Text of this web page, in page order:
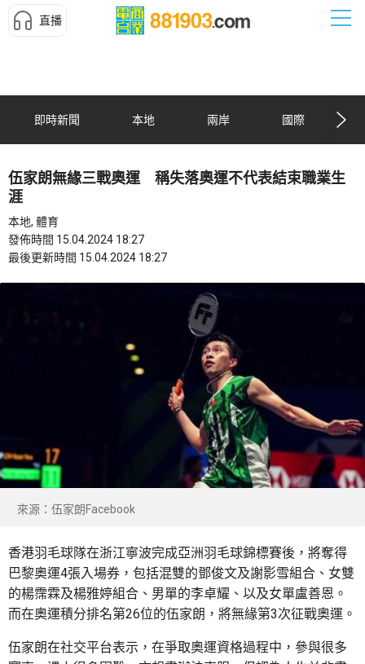
直播
即時新聞 本地 兩岸 國際
伍家朗無緣三戰奧運 稱失落奧運不代表結束職業生
涯
本地, 體育
發佈時間 15.04.2024 18:27
最後更新時間 15.04.2024 18:27
來源：伍家朗Facebook
香港羽毛球隊在浙江寧波完成亞洲羽毛球錦標賽後，將奪得
巴黎奧運4張入場券，包括混雙的鄧俊文及謝影雪組合、女雙
的楊霈霖及楊雅婷組合、男單的李卓耀、以及女單盧善恩。
而在奧運積分排名第26位的伍家朗，將無緣第3次征戰奧運。
伍家朗在社交平台表示，在爭取奧運資格過程中，參與很多